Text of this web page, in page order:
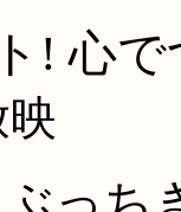
! 心
映